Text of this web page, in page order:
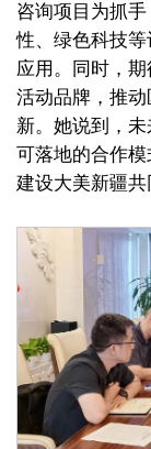
咨询项目为抓
性、绿色科技
应用。同时，
活动品牌，推
新。她说到，未
可落地的合作模
建设大美新疆共